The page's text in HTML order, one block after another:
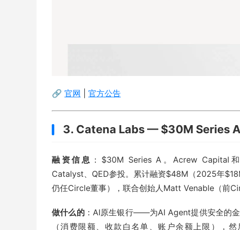
🔗 官网 官方公告
3. Catena Labs — $30M Series A
融资信息 ：$30M Series A。Acrew Capital
Catalyst、QED参投。累计融资$48M（2025年
仍任Circle董事），联合创始人Matt Venable（前
做什么的：AI原生银行——为AI Agent提供安全的
（消费限额、收款白名单、账户余额上限），